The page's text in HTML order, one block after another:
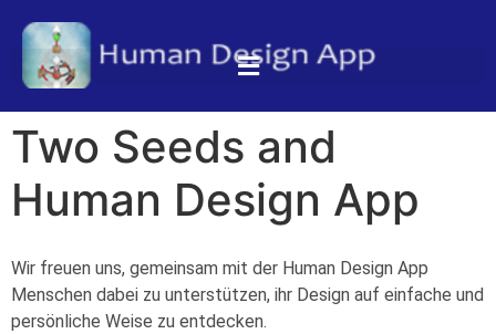
Two Seeds and
Human Design App
Wir freuen uns, gemeinsam mit der Human Design App
Menschen dabei zu unterstützen, ihr Design auf einfache und
persönliche Weise zu entdecken.